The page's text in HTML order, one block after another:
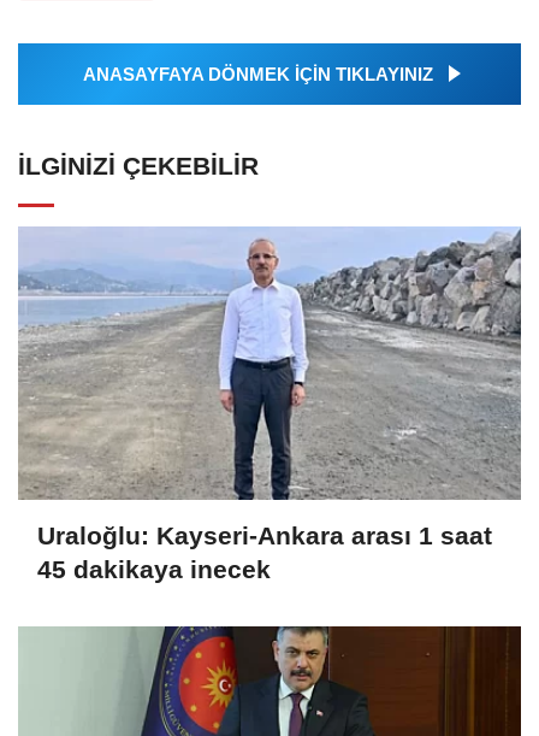
ANASAYFAYA DÖNMEK İÇİN TIKLAYINIZ
İLGINIZI ÇEKEBILIR
Uraloğlu: Kayseri-Ankara arası 1 saat
45 dakikaya inecek